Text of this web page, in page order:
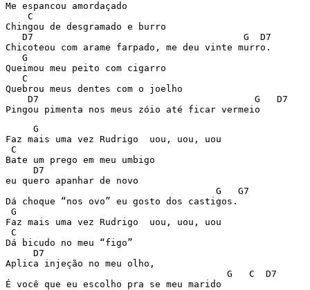
Me espancou amordaçado
    C
Chingou de desgramado e burro
   D7                                      G  D7
Chicoteou com arame farpado, me deu vinte murro.
   G
Queimou meu peito com cigarro
   C
Quebrou meus dentes com o joelho
    D7                                       G   D7
Pingou pimenta nos meus zóio até ficar vermeio
     G
Faz mais uma vez Rudrigo  uou, uou, uou
C
Bate um prego em meu umbigo
     D7
eu quero apanhar de novo
                                      G   G7
Dá choque “nos ovo” eu gosto dos castigos.
G
Faz mais uma vez Rudrigo  uou, uou, uou
C
Dá bicudo no meu “figo”
     D7
Aplica injeção no meu olho,
                                        G   C  D7
É você que eu escolho pra se meu marido